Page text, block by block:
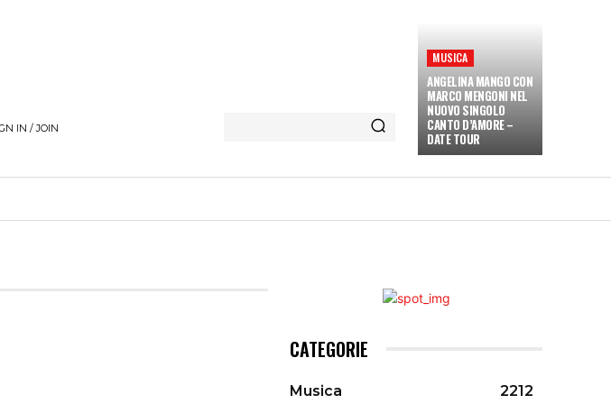
IN / JOIN
MUSICA
ANGELINA MANGO CON
MARCO MENGONI NEL
NUOVO SINGOLO
CANTO D’AMORE –
DATE TOUR
CATEGORIE
Musica
2212